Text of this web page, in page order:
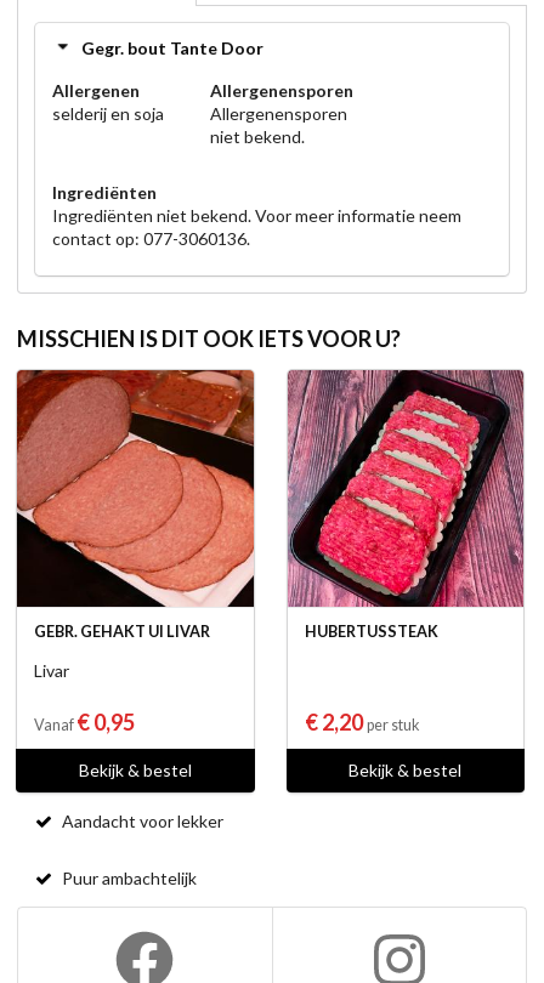
Gegr. bout Tante Door
Allergenen
selderij en soja
Allergenensporen
Allergenensporen
niet bekend.
Ingrediënten
Ingrediënten niet bekend. Voor meer informatie neem
contact op: 077-3060136.
MISSCHIEN IS DIT OOK IETS VOOR U?
GEBR. GEHAKT UI LIVAR
Livar
Vanaf € 0,95
Bekijk & bestel
HUBERTUSSTEAK
€ 2,20per stuk
Bekijk & bestel
Aandacht voor lekker
Puur ambachtelijk